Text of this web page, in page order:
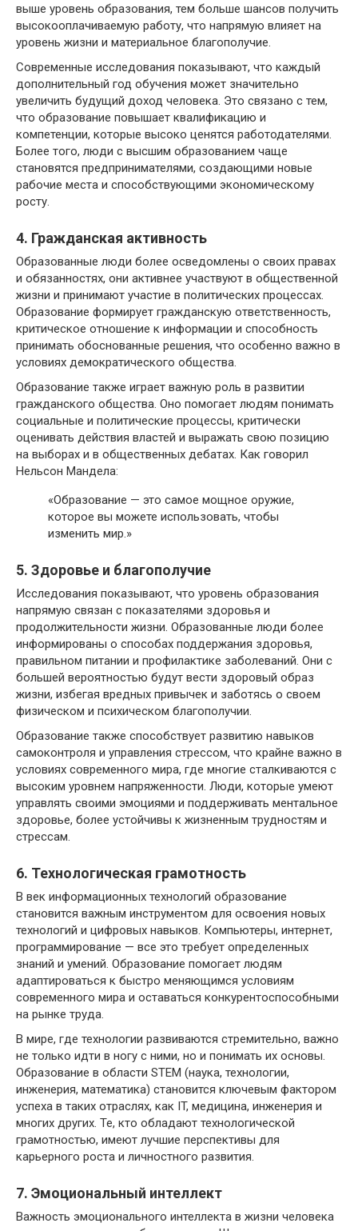
выше уровень образования, тем больше шансов получить
высокооплачиваемую работу, что напрямую влияет на
уровень жизни и материальное благополучие.
Современные исследования показывают, что каждый
дополнительный год обучения может значительно
увеличить будущий доход человека. Это связано с тем,
что образование повышает квалификацию и
компетенции, которые высоко ценятся работодателями.
Более того, люди с высшим образованием чаще
становятся предпринимателями, создающими новые
рабочие места и способствующими экономическому
росту.
4. Гражданская активность
Образованные люди более осведомлены о своих правах
и обязанностях, они активнее участвуют в общественной
жизни и принимают участие в политических процессах.
Образование формирует гражданскую ответственность,
критическое отношение к информации и способность
принимать обоснованные решения, что особенно важно в
условиях демократического общества.
Образование также играет важную роль в развитии
гражданского общества. Оно помогает людям понимать
социальные и политические процессы, критически
оценивать действия властей и выражать свою позицию
на выборах и в общественных дебатах. Как говорил
Нельсон Мандела:
«Образование — это самое мощное оружие,
которое вы можете использовать, чтобы
изменить мир.»
5. Здоровье и благополучие
Исследования показывают, что уровень образования
напрямую связан с показателями здоровья и
продолжительности жизни. Образованные люди более
информированы о способах поддержания здоровья,
правильном питании и профилактике заболеваний. Они с
большей вероятностью будут вести здоровый образ
жизни, избегая вредных привычек и заботясь о своем
физическом и психическом благополучии.
Образование также способствует развитию навыков
самоконтроля и управления стрессом, что крайне важно в
условиях современного мира, где многие сталкиваются с
высоким уровнем напряженности. Люди, которые умеют
управлять своими эмоциями и поддерживать ментальное
здоровье, более устойчивы к жизненным трудностям и
стрессам.
6. Технологическая грамотность
В век информационных технологий образование
становится важным инструментом для освоения новых
технологий и цифровых навыков. Компьютеры, интернет,
программирование — все это требует определенных
знаний и умений. Образование помогает людям
адаптироваться к быстро меняющимся условиям
современного мира и оставаться конкурентоспособными
на рынке труда.
В мире, где технологии развиваются стремительно, важно
не только идти в ногу с ними, но и понимать их основы.
Образование в области STEM (наука, технологии,
инженерия, математика) становится ключевым фактором
успеха в таких отраслях, как IT, медицина, инженерия и
многих других. Те, кто обладают технологической
грамотностью, имеют лучшие перспективы для
карьерного роста и личностного развития.
7. Эмоциональный интеллект
Важность эмоционального интеллекта в жизни человека